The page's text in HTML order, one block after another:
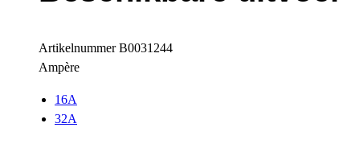
ArtikelnummerB0031244
Ampère
16A
32A